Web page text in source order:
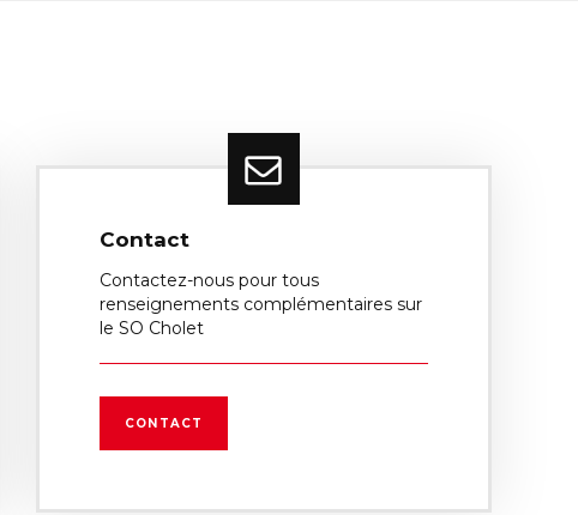
Contact
Contactez-nous pour tous
renseignements complémentaires sur
le SO Cholet
CONTACT